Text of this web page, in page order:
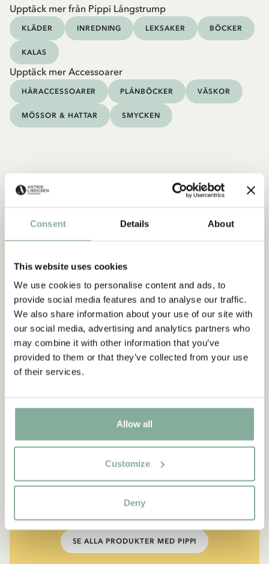
Consent Details About
This website uses cookies
We use cookies to personalise content and ads, to
provide social media features and to analyse our traffic.
We also share information about your use of our site with
our social media, advertising and analytics partners who
may combine it with other information that you’ve
provided to them or that they’ve collected from your use
of their services.
Allow all
Customize
Deny
Upptäck mer från Pippi Långstrump
KLÄDER INREDNING LEKSAKER BÖCKER
KALAS
Upptäck mer Accessoarer
HÅRACCESSOARER PLÅNBÖCKER VÄSKOR
MÖSSOR & HATTAR SMYCKEN
“Den som är väldigt stark
måste också vara väldigt
snäll.”
Berättaren i "Känner du Pippi Långstrump?"
SE ALLA PRODUKTER MED PIPPI